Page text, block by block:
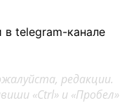
telegram-канале
редакции.
«Ctrl» и «Пробел»